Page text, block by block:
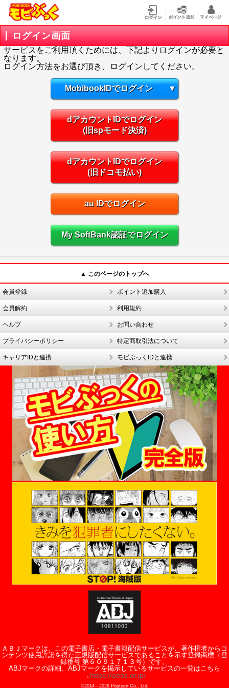
ログイン画面
サービスをご利用頂くためには、下記よりログインが必要と
なります。
ログイン方法をお選び頂き、ログインしてください。
MobibookIDでログイン ▼
dアカウントIDでログイン
(旧spモード決済)
dアカウントIDでログイン
(旧ドコモ払い)
au IDでログイン
My SoftBank認証でログイン
▲ このページのトップへ
会員登録 ポイント追加購入
会員解約 利用規約
ヘルプ お問い合わせ
プライバシーポリシー 特定商取引法について
キャリアIDと連携 モビぶっくIDと連携
ＡＢＪマークは、この電子書店・電子書籍配信サービスが、著作権者からコ
ンテンツ使用許諾を得た正規版配信サービスであることを示す登録商標（登
録番号 第６０９１７１３号）です。
ABJマークの詳細、ABJマークを掲示しているサービスの一覧はこちら
→ https://aebs.or.jp/
©2014 - 2026Popteen Co., Ltd.